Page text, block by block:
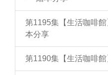
第1195集【生活咖啡
本分享
第1190集【生活咖啡